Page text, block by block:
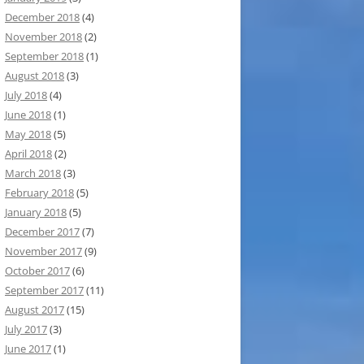
December 2018(4)
November 2018(2)
September 2018(1)
August 2018(3)
July 2018(4)
June 2018(1)
May 2018(5)
April 2018(2)
March 2018(3)
February 2018(5)
January 2018(5)
December 2017(7)
November 2017(9)
October 2017(6)
September 2017(11)
August 2017(15)
July 2017(3)
June 2017(1)